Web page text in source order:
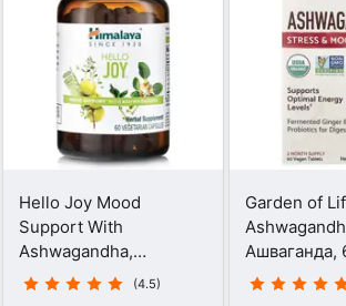
Hello Joy Mood
Support With
Ashwagandha,
Ашваганда, 60 капсул
(4.5)
Garden of
Ашваганда,
таблеток